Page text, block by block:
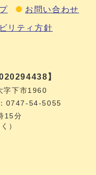
お問い合わせ
リティ方針
】
字下市1960
0747‐54‐5055
15分
）